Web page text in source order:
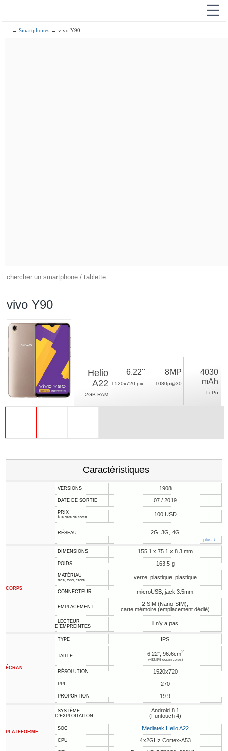
☰
→Smartphones → vivo Y90
vivo Y90
Helio
A22
2GB RAM
6.22"
1520x720 pix.
8MP
1080p@30
4030
mAh
Li-Po
Caractéristiques
VERSIONS 1908
DATE DE SORTIE 07 / 2019
PRIX
à la date de sortie 100 USD
RÉSEAU 2G, 3G, 4G
plus ↓
CORPS
DIMENSIONS 155.1 x 75.1 x 8.3 mm
POIDS 163.5 g
MATÉRIAU
face, fond, cadre verre, plastique, plastique
CONNECTEUR microUSB, jack 3.5mm
EMPLACEMENT
2 SIM (Nano-SIM),
carte mémoire (emplacement dédié)
LECTEUR
D'EMPREINTES
il n'y a pas
ÉCRAN
TYPE IPS
TAILLE 6.22", 96.6cm2
(~82.9% écran-corps)
RÉSOLUTION 1520x720
PPI 270
PROPORTION 19:9
PLATEFORME
SYSTÈME
D'EXPLOITATION
Android 8.1
(Funtouch 4)
SOC Mediatek Helio A22
CPU 4x2GHz Cortex-A53